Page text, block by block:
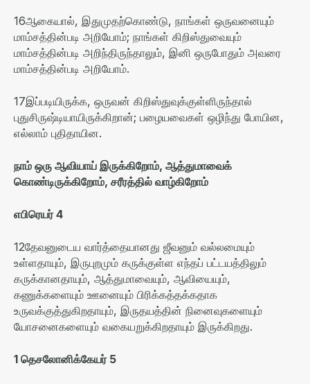
16ஆகையால், இதுமுதற்கொண்டு, நாங்கள் ஒருவனையும்
மாம்சத்தின்படி அறியோம்; நாங்கள் கிறிஸ்துவையும்
மாம்சத்தின்படி அறிந்திருந்தாலும், இனி ஒருபோதும் அவரை
மாம்சத்தின்படி அறியோம்.
17இப்படியிருக்க, ஒருவன் கிறிஸ்துவுக்குள்ளிருந்தால்
புதுசிருஷ்டியாயிருக்கிறான்; பழையவைகள் ஒழிந்து போயின,
எல்லாம் புதிதாயின.
நாம் ஒரு ஆவியாய் இருக்கிறோம், ஆத்துமாவைக்
கொண்டிருக்கிறோம், சரீரத்தில் வாழ்கிறோம்
எபிரெயர்4
12தேவனுடைய வார்த்தையானது ஜீவனும் வல்லமையும்
உள்ளதாயும், இருபுறமும் கருக்குள்ள எந்தப் பட்டயத்திலும்
கருக்கானதாயும், ஆத்துமாவையும், ஆவியையும்,
கணுக்களையும் ஊனையும் பிரிக்கத்தக்கதாக
உருவக்குத்துகிறதாயும், இருதயத்தின் நினைவுகளையும்
யோசனைகளையும் வகையறுக்கிறதாயும் இருக்கிறது.
1 தெசலோனிக்கேயர்5